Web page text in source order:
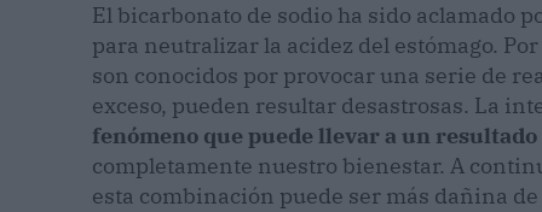
El bicarbonato de sodio ha sido aclamado
para neutralizar la acidez del estómago.
son conocidos por provocar una serie de
exceso, pueden resultar desastrosas. La
fenómeno que puede llevar a un
completamente nuestro bienestar. A
esta combinación puede ser más dañina